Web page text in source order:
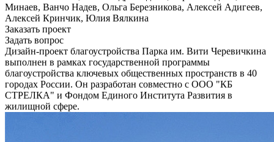
Минаев, Ванчо Надев, Ольга Березникова, Алексей Адигеев,
Алексей Кринчик, Юлия Вялкина
Заказать проект
Задать вопрос
Дизайн-проект благоустройства Парка им. Вити Черевичкина
выполнен в рамках государственной программы
благоустройства ключевых общественных пространств в 40
городах России. Он разработан совместно с ООО "КБ
СТРЕЛКА" и Фондом Единого Института Развития в
жилищной сфере.